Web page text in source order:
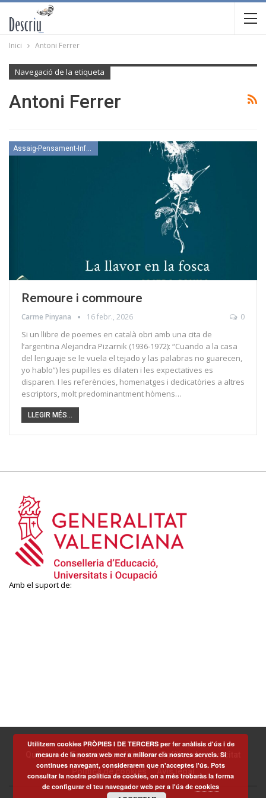
Inici Antoni Ferrer
Navegació de la etiqueta
Antoni Ferrer
Assaig-Pensament-Informació
Remoure i commoure
Carme Pinyana 16 febr., 2026 0
Si un llibre de poemes en català obri amb una cita de
l’argentina Alejandra Pizarnik (1936-1972): “Cuando a la casa
del lenguaje se le vuela el tejado y las palabras no guarecen,
yo hablo”) les pupil·les es dilaten i les expectatives es
disparen. I les referències, homenatges i dedicatòries a altres
escriptors, molt predominantment hòmens…
LLEGIR MÉS...
Amb el suport de:
Què som Termes i condicions
Política de privacitat
Política de cookies
Avís legal
Utilitzem cookies PRÒPIES I DE TERCERS per fer anàlisis d'ús i de
mesura de la nostra web mer a millorar els nostres serveis. Si
continues navegant, considerarem que n'acceptes l'ús. Pots
consultar la nostra política de cookies, on a més trobaràs la forma
de configurar el teu navegador web per a l'ús decookies